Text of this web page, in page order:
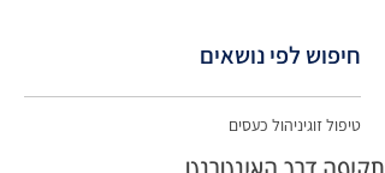
חיפוש לפי נושאים
טיפול זוגיניהול כעסים